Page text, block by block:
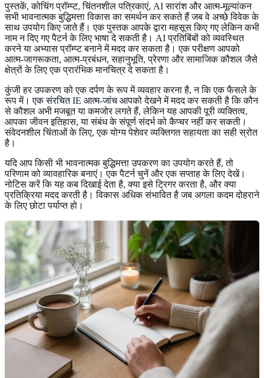
पुस्तकें, कोचिंग प्रॉम्प्ट, चिंतनशील पत्रिकाएं, AI सारांश और आत्म-मूल्यांकन
सभी भावनात्मक बुद्धिमत्ता विकास का समर्थन कर सकते हैं जब वे अच्छे विवेक के
साथ उपयोग किए जाते हैं। एक पुस्तक आपके द्वारा महसूस किए गए लेकिन कभी
नाम न दिए गए पैटर्न के लिए भाषा दे सकती है। AI प्रतिबिंबों को व्यवस्थित
करने या अभ्यास प्रॉम्प्ट बनाने में मदद कर सकता है। एक परीक्षण आपको
आत्म-जागरूकता, आत्म-प्रबंधन, सहानुभूति, प्रेरणा और सामाजिक कौशल जैसे
क्षेत्रों के लिए एक प्रारंभिक मानचित्र दे सकता है।
कुंजी हर उपकरण को एक दर्पण के रूप में व्यवहार करना है, न कि एक फैसले के
रूप में।एक संरचित IE आत्म-जांच आपको देखने में मदद कर सकती है कि कौन
से कौशल अभी मजबूत या कमजोर लगते हैं, लेकिन यह आपकी पूरी व्यक्तित्व,
आपका जीवन इतिहास, या संबंध के संपूर्ण संदर्भ को कैप्चर नहीं कर सकती।
संवेदनशील चिंताओं के लिए, एक योग्य पेशेवर व्यक्तिगत सहायता का सही स्रोत
है।
यदि आप किसी भी भावनात्मक बुद्धिमत्ता उपकरण का उपयोग करते हैं, तो
परिणाम को व्यावहारिक बनाएं। एक पैटर्न चुनें और एक सप्ताह के लिए देखें।
नोटिस करें कि यह कब दिखाई देता है, क्या इसे ट्रिगर करता है, और क्या
प्रतिक्रिया मदद करती है। विकास अधिक संभावित है जब अगला कदम दोहराने
के लिए छोटा पर्याप्त हो।